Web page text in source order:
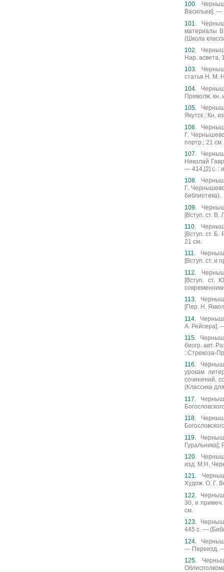
Васильев]. —
материалы
(Школа
Нар. асвета,
статья Н. М.
Приволж. кн.
Якутск : Кн.
Г.
портр.; 21
Николай
— 414,[2] с. :
Г.
библиотека).
[Вступ. ст.
[Вступ. ст.
21 см.
[Вступ. ст. и
[Вступ. ст.
[Пер. Н.
А. Рейсера].
биогр. авт.
: Стрекоза-
урокам
сочинений,
(Классика
изд. М.Н.
Худож. О. Г.
30, и
см.
445 с. —
— Переизд. —